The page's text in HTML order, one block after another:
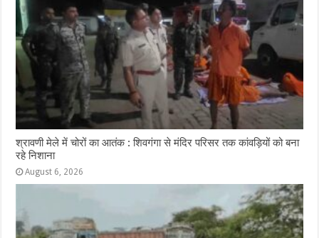
श्रावणी मेले में चोरों का आतंक : शिवगंगा से मंदिर परिसर तक कांवड़ियों को बना
रहे निशाना
August 6, 2026